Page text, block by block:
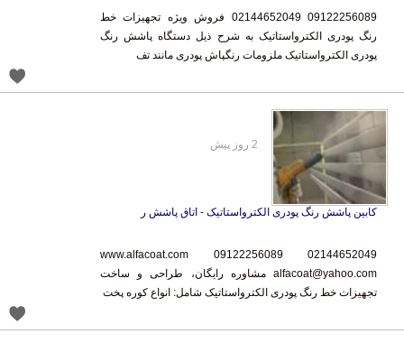
09122256089 02144652049 فروش ویژه تجهیزات خط
رنگ پودری الکترواستاتیک به شرح ذیل دستگاه پاشش رنگ
پودری الکترواستاتیک ملزومات رنگپاش پودری مانند تف
کابین پاشش رنگ پودری الکترواستاتیک - اتاق پاشش ر
www.alfacoat.com 09122256089 02144652049
alfacoat@yahoo.com مشاوره رایگان، طراحی و ساخت
تجهیزات خط رنگ پودری الکترواستاتیک شامل: انواع کوره پخت
2 روز پیش